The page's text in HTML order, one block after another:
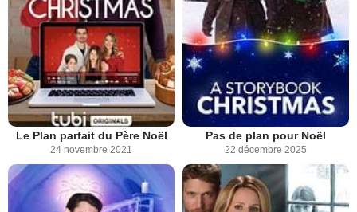
Le Plan parfait du Père Noël
24 novembre 2021
Pas de plan pour Noël
22 décembre 2025